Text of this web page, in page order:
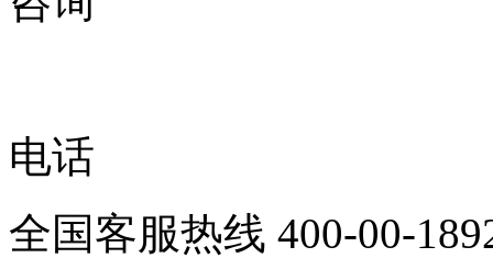
电话
全国客服热线 400-00-